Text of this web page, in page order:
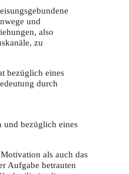
und
also
zu
bezüglich eines
durch
bezüglich eines
als auch das
Aufgabe betrauten